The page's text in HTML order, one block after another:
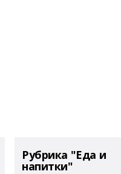
Рубрика "Еда и
напитки"